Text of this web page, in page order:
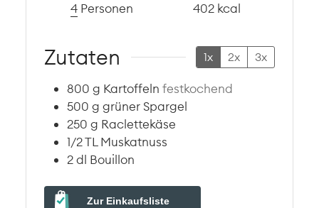
4 Personen
402 kcal
Zutaten 1x 2x 3x
800 g Kartoffeln festkochend
500 g grüner Spargel
250 g Raclettekäse
1/2TL Muskatnuss
2dl Bouillon
Zur Einkaufsliste